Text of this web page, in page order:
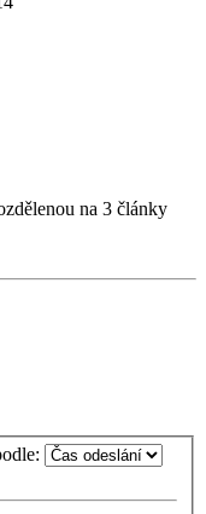
na 3 články